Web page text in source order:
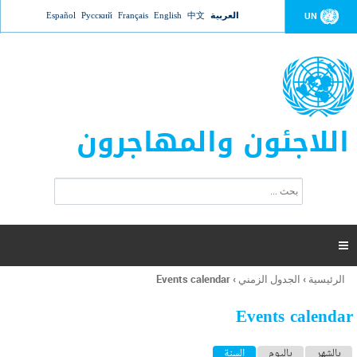
Jump to navigation UN العربية 中文
English
Français
Русский
Español
اللاجئون والمهاجرون
ت
ر
ل
ح
ب

أنت
هنا
الرئيسية › الجدول الزمني ›
Events calendar
Events calendar